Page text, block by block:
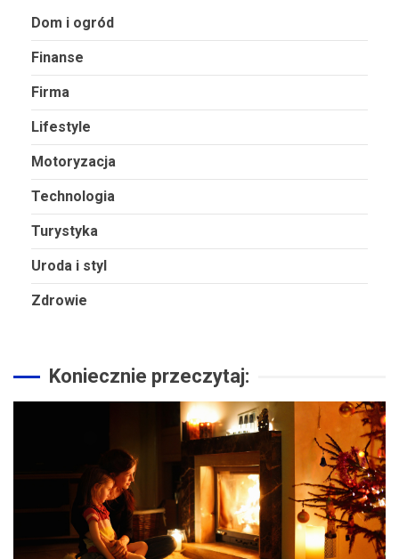
Dom i ogród
Finanse
Firma
Lifestyle
Motoryzacja
Technologia
Turystyka
Uroda i styl
Zdrowie
Koniecznie przeczytaj: